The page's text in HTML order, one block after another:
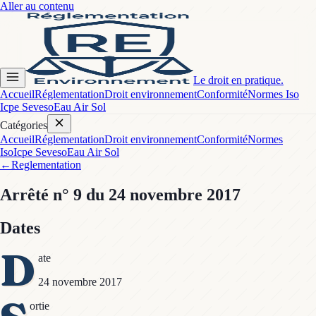
Aller au contenu
Le droit en pratique.
AccueilRéglementationDroit environnementConformitéNormes Iso
Icpe SevesoEau Air Sol
Catégories
AccueilRéglementationDroit environnementConformitéNormes
IsoIcpe SevesoEau Air Sol
←Reglementation
Arrêté n° 9 du 24 novembre 2017
Dates
D ate
24 novembre 2017
ortie